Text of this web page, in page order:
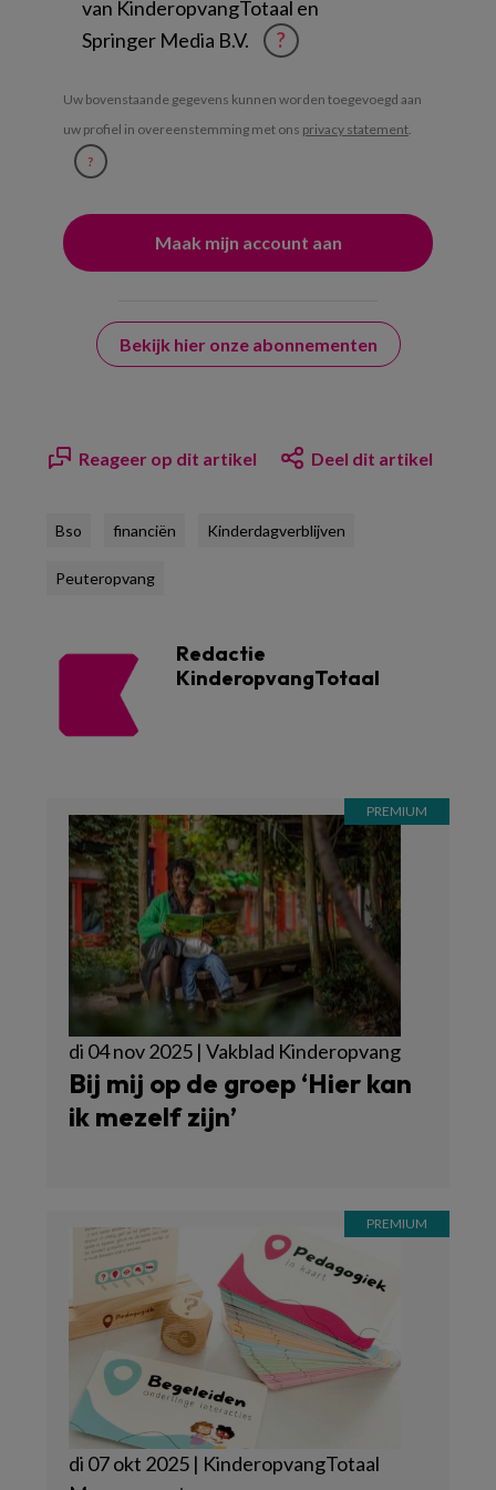
van KinderopvangTotaal en
Springer Media B.V.
?
Uw bovenstaande gegevens kunnen worden toegevoegd aan
uw profiel in overeenstemming met ons privacy statement
?
Bekijk hier onze abonnementen
Reageer op dit artikel Deel dit artikel
Bso financiën Kinderdagverblijven
Peuteropvang
Redactie
KinderopvangTotaal
di 04 nov 2025 | Vakblad Kinderopvang
Bij mij op de groep ‘Hier kan
ik mezelf zijn’
di 07 okt 2025 | KinderopvangTotaal